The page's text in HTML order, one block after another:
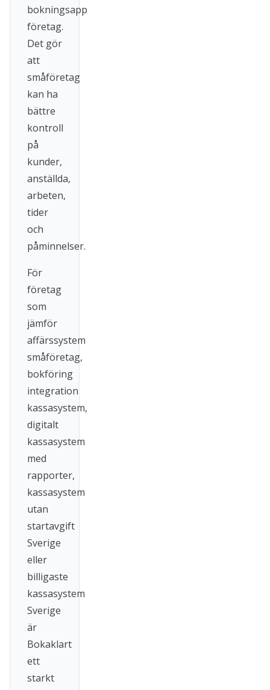
bokningsapp
företag.
Det gör
att
småföretag
kan ha
bättre
kontroll
på
kunder,
anställda,
arbeten,
tider
och
påminnelser.
För
företag
som
jämför
affärssystem
småföretag,
bokföring
integration
kassasystem,
digitalt
kassasystem
med
rapporter,
kassasystem
utan
startavgift
Sverige
eller
billigaste
kassasystem
Sverige
är
Bokaklart
ett
starkt